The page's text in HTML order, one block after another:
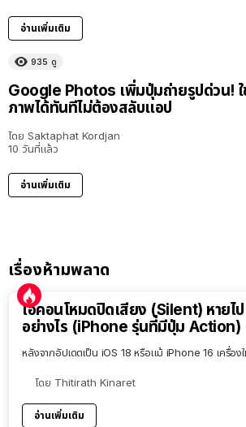
อ่านเพิ่มเติม
935 ดู
Google Photos เพิ่มปุ่มถ่ายรูปด่วน! ใ
ภาพได้ทันทีไม่ต้องสลับแอป
โดย Saktaphat Kordjan
10 วันที่แล้ว
อ่านเพิ่มเติม
เรื่องห้ามพลาด
ไอคอนโหมดปิดเสียง (Silent) หายไ
อย่างไร (iPhone รุ่นที่มีปุ่ม Action)
หลังจากอัปเดตเป็น iOS 18 หรือแม้ iPhone 16 เครื่อ
โดย Thitirath Kinaret
อ่านเพิ่มเติม